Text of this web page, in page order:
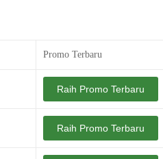
Promo Terbaru
Raih Promo Terbaru
Raih Promo Terbaru